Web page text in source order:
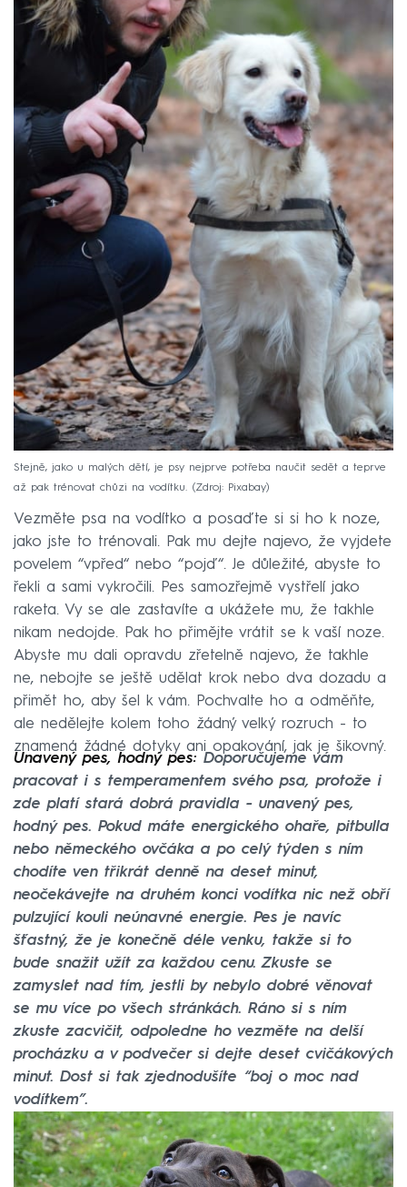
Stejně, jako u malých dětí, je psy nejprve potřeba naučit sedět a teprve
až pak trénovat chůzi na vodítku.
Zdroj: Pixabay
Vezměte psa na vodítko a posaďte si si ho k noze,
jako jste to trénovali. Pak mu dejte najevo, že vyjdete
povelem “vpřed“ nebo “pojď“. Je důležité, abyste to
řekli a sami vykročili. Pes samozřejmě vystřelí jako
raketa. Vy se ale zastavíte a ukážete mu, že takhle
nikam nedojde. Pak ho přimějte vrátit se k vaší noze.
Abyste mu dali opravdu zřetelně najevo, že takhle
ne, nebojte se ještě udělat krok nebo dva dozadu a
přimět ho, aby šel k vám. Pochvalte ho a odměňte,
ale nedělejte kolem toho žádný velký rozruch - to
znamená žádné dotyky ani opakování, jak je šikovný.
Unavený pes, hodný pes: Doporučujeme vám
pracovat i s temperamentem svého psa, protože i
zde platí stará dobrá pravidla - unavený pes,
hodný pes. Pokud máte energického ohaře, pitbulla
nebo německého ovčáka a po celý týden s ním
chodíte ven třikrát denně na deset minut,
neočekávejte na druhém konci vodítka nic než obří
pulzující kouli neúnavné energie. Pes je navíc
šťastný, že je konečně déle venku, takže si to
bude snažit užít za každou cenu. Zkuste se
zamyslet nad tím, jestli by nebylo dobré věnovat
se mu více po všech stránkách. Ráno si s ním
zkuste zacvičit, odpoledne ho vezměte na delší
procházku a v podvečer si dejte deset cvičákových
minut. Dost si tak zjednodušíte “boj o moc nad
vodítkem”.